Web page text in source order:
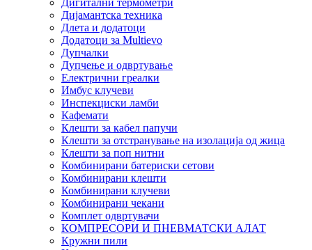
Дијамантска техника
Длета и додатоци
Додатоци за Multievo
Дупчалки
Дупчење и одвртување
Електрични греалки
Имбус клучеви
Инспекциски ламби
Кафемати
Клешти за кабел папучи
Клешти за отстранување на изолација од жица
Клешти за поп нитни
Комбинирани батериски сетови
Комбинирани клешти
Комбинирани клучеви
Комбинирани чекани
Комплет одвртувачи
КОМПРЕСОРИ И ПНЕВМАТСКИ АЛАТ
Кружни пили